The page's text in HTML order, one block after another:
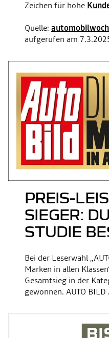
Zeichen für hohe
Quelle:
aufgerufen am
PREIS-
SIEGER:
STUDIE
Bei der Leserwahl
Marken in allen
Gesamtsieg in der
gewonnen. AUTO